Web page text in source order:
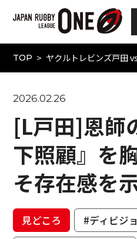
TOP ヤクルトレビンズ戸田
2026.02.26
[L戸田]恩師
下照顧』を
そ存在感を
見どころ
#ディビジ